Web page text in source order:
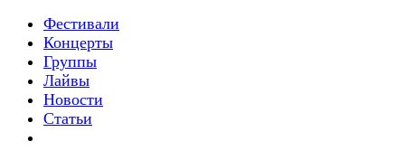
Фестивали
Концерты
Группы
Лайвы
Новости
Статьи